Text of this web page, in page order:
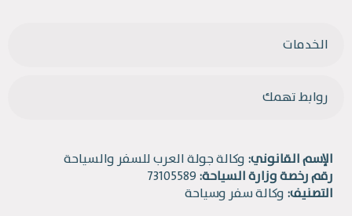
الخدمات
روابط تهمك
الإسم القانوني: وكالة جولة العرب للسفر والسياحة
رقم رخصة وزارة السياحة:
التصنيف: وكالة سفر وسياحة